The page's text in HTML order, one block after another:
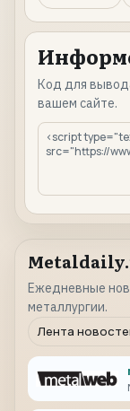
Код для
вашем сайте.
Ежедневные
металлургии.
Лента